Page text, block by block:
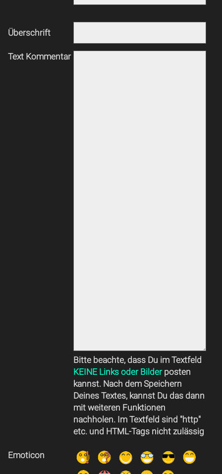
Überschrift
Text Kommentar
Bitte beachte, dass Du im Textfeld
KEINE Links oder Bilderposten
kannst. Nach dem Speichern
Deines Textes, kannst Du das dann
mit weiteren Funktionen
nachholen. Im Textfeld sind "http"
etc. und HTML-Tags nicht zulässig
Emoticon